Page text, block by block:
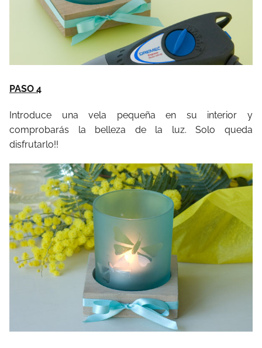
PASO 4
Introduce una vela pequeña en su interior y
comprobarás la belleza de la luz. Solo queda
disfrutarlo!!